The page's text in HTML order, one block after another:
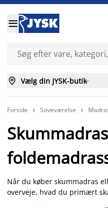

 Vælg din JYSK-butik
Forside  Soveværelse 
Når du køber skummadras
overveje, hvad du primært